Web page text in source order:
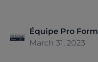
Équipe Pro
March 31, 2023